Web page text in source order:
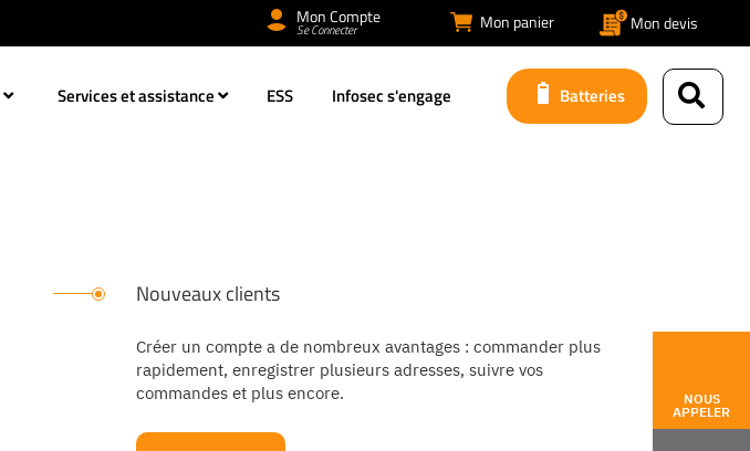
Mon panier Mon devis
Mon Compte
Se Connecter
NOUS
APPELER
Services et assistance ESS Infosec s'engage Batteries
Nouveaux clients
Créer un compte a de nombreux avantages : commander plus
rapidement, enregistrer plusieurs adresses, suivre vos
commandes et plus encore.